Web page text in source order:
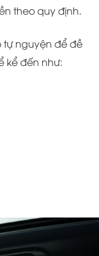
theo quy định.
tự nguyện để đề
kể đến như: